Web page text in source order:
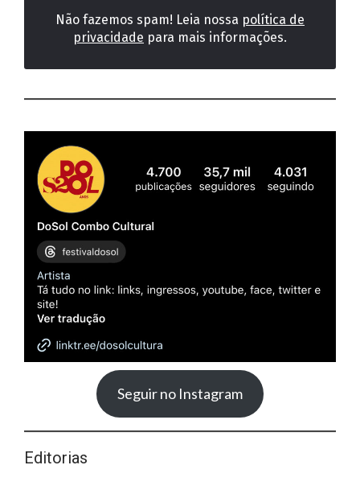
Não fazemos spam! Leia nossa política de
privacidade para mais informações.
Seguir no Instagram
Editorias